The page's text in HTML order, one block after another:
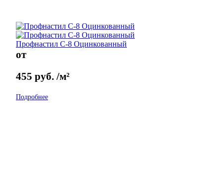
Профнастил С-8 Оцинкованный
от
455 руб. /м²
Подробнее